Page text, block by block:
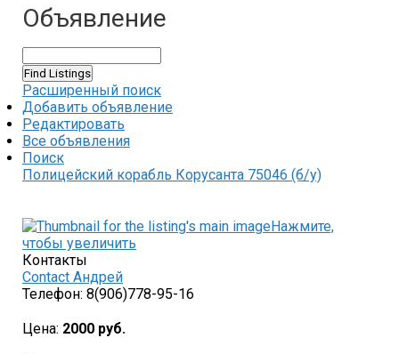
Объявление
Расширенный поиск
Добавить объявление
Редактировать
Все объявления
Поиск
Полицейский корабль Корусанта 75046 (б/у)
Нажмите,
чтобы увеличить
Контакты
Contact Андрей
Телефон: 8(906)778-95-16
Цена: 2000 руб.